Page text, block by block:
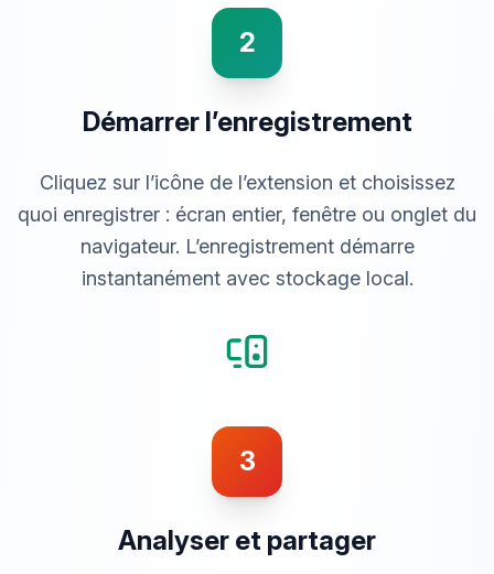
2
Démarrer l’enregistrement
Cliquez sur l’icône de l’extension et choisissez
quoi enregistrer : écran entier, fenêtre ou onglet du
navigateur. L’enregistrement démarre
instantanément avec stockage local.
3
Analyser et partager